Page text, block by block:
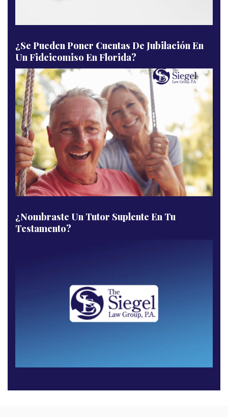
¿Se Pueden Poner Cuentas De Jubilación En
Un Fideicomiso En Florida?
¿Nombraste Un Tutor Suplente En Tu
Testamento?